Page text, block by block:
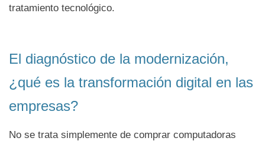
tratamiento tecnológico.
El diagnóstico de la modernización,
¿qué es la transformación digital en las
empresas?
No se trata simplemente de comprar computadoras